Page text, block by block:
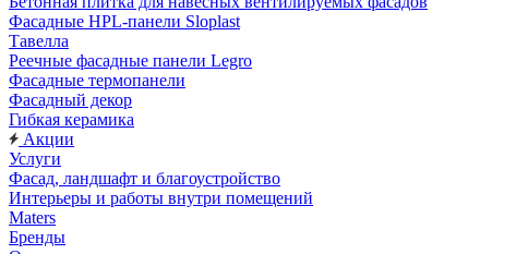
Фасадные HPL-панели Sloplast
Тавелла
Реечные фасадные панели Legro
Фасадные термопанели
Фасадный декор
Гибкая керамика
Акции
Услуги
Фасад, ландшафт и благоустройство
Интерьеры и работы внутри помещений
Maters
Бренды